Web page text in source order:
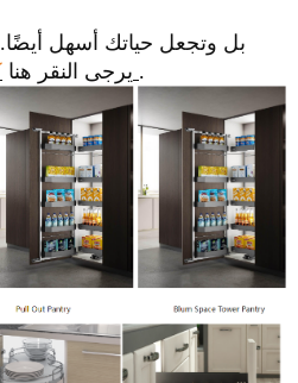
بل وتجعل حياتك أسهل أيضًا.
يرجى النقر هنا .